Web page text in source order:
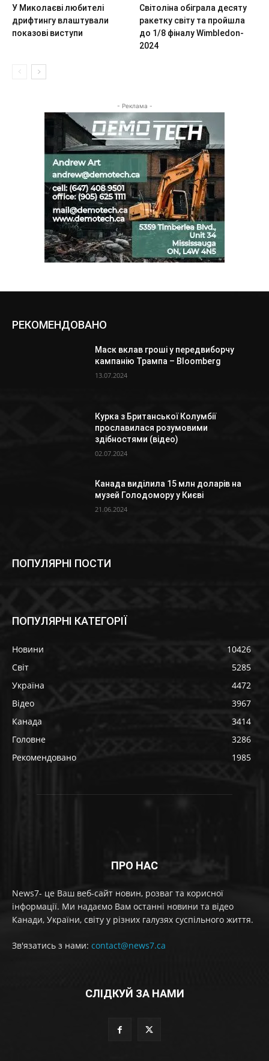
У Миколаєві любителі
дрифтингу влаштували
показові виступи
Світоліна обіграла десяту
ракетку світу та пройшла
до 1/8 фіналу Wimbledon-
2024
- Реклама -
РЕКОМЕНДОВАНО
Маск вклав гроші у передвиборчу
кампанію Трампа – Bloomberg
13.07.2024
Курка з Британської Колумбії
прославилася розумовими
здібностями (відео)
02.07.2024
Канада виділила 15 млн доларів на
музей Голодомору у Києві
21.06.2024
ПОПУЛЯРНІ ПОСТИ
ПОПУЛЯРНІ КАТЕГОРІЇ
Новини
10426
Світ
5285
Україна
4472
Відео
3967
Канада
3414
Головне
3286
Рекомендовано
1985
ПРО НАС
News7- це Ваш веб-сайт новин, розваг та корисної
інформації. Ми надаємо Вам останні новини та відео
Канади, України, світу у різних галузях суспільного життя.
Зв'язатись з нами: contact@news7.ca
СЛІДКУЙ ЗА НАМИ